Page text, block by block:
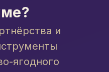
и
ягодного